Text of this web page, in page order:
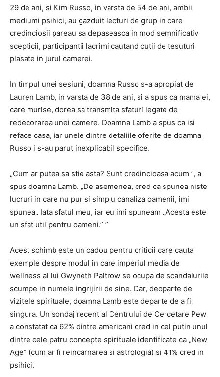
29 de ani, si Kim Russo, in varsta de 54 de ani, ambii
mediumi psihici, au gazduit lecturi de grup in care
credinciosii pareau sa depaseasca in mod semnificativ
scepticii, participantii lacrimi cautand cutii de tesuturi
plasate in jurul camerei.
In timpul unei sesiuni, doamna Russo s-a apropiat de
Lauren Lamb, in ​​varsta de 38 de ani, si a spus ca mama ei,
care murise, dorea sa transmita sfaturi legate de
redecorarea unei camere. Doamna Lamb a spus ca isi
reface casa, iar unele dintre detaliile oferite de doamna
Russo i s-au parut inexplicabil specifice.
„Cum ar putea sa stie asta? Sunt credincioasa acum ”, a
spus doamna Lamb. „De asemenea, cred ca spunea niste
lucruri in care nu pur si simplu canaliza oamenii, imi
spunea„ Iata sfatul meu, iar eu imi spuneam „Acesta este
un sfat util pentru oameni.” ”
Acest schimb este un cadou pentru criticii care cauta
exemple despre modul in care imperiul media de
wellness al lui Gwyneth Paltrow se ocupa de scandalurile
scumpe in numele ingrijirii de sine. Dar, deoparte de
vizitele spirituale, doamna Lamb este departe de a fi
singura. Un sondaj recent al Centrului de Cercetare Pew
a constatat ca 62% dintre americani cred in cel putin unul
dintre cele patru concepte spirituale identificate ca „New
Age” (cum ar fi reincarnarea si astrologia) si 41% cred in
psihici.